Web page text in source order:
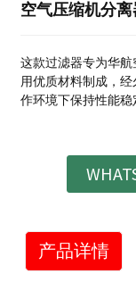
空气压缩机分
这款过滤器专为华
用优质材料制成，
作环境下保持性能稳
产品详情